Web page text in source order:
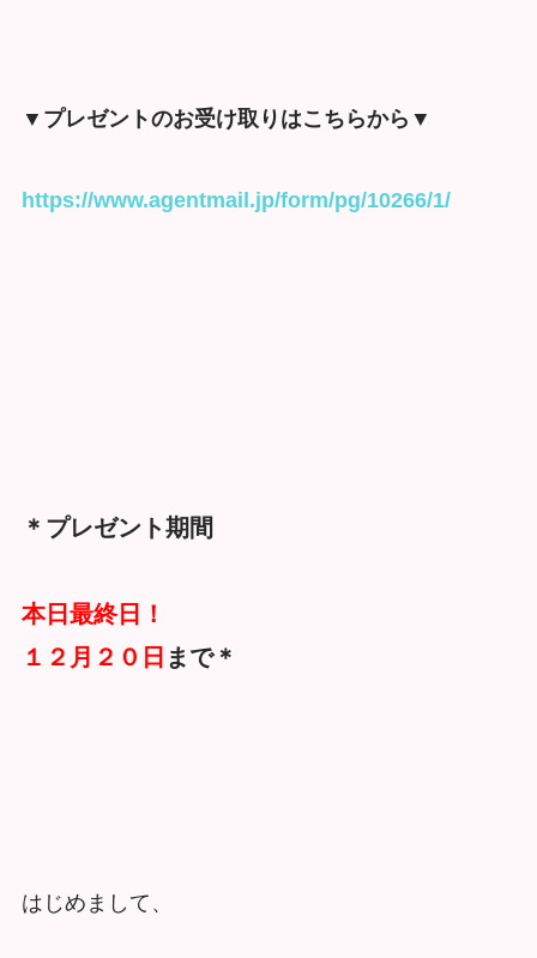
▼プレゼントのお受け取りはこちらから▼
https://www.agentmail.jp/form/pg/10266/1/
＊プレゼント期間
本日最終日！
１２月２０日 まで＊
はじめまして、